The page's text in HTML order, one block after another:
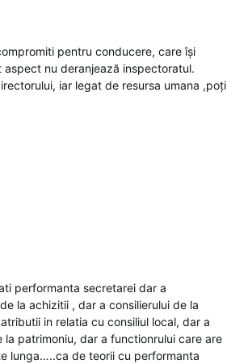
pentru conducere, care își
nu deranjează inspectoratul.
iar legat de resursa umana ,poți
performanta secretarei dar a
la achizitii , dar a consilierului de la
in relatia cu consiliul local, dar a
patrimoniu, dar a functionrului care are
lunga…..ca de teorii cu performanta